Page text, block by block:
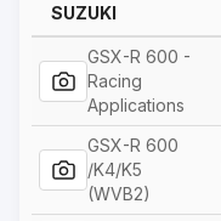
SUZUKI
GSX-R 600 -
Racing
Applications
GSX-R 600
/K4/K5
(WVB2)